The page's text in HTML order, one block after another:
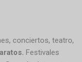
conciertos, teatro,
Festivales